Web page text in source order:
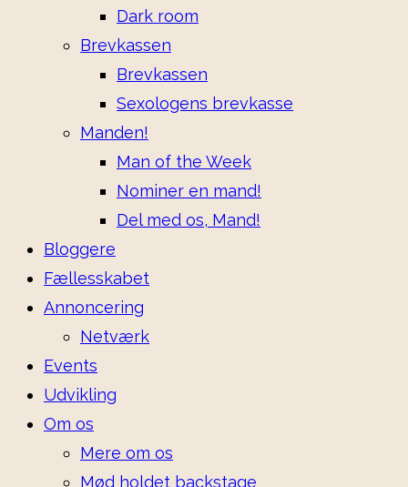
Dark room
Brevkassen
Brevkassen
Sexologens brevkasse
Manden!
Man of the Week
Nominer en mand!
Del med os, Mand!
Bloggere
Fællesskabet
Annoncering
Netværk
Events
Udvikling
Om os
Mere om os
Mød holdet backstage